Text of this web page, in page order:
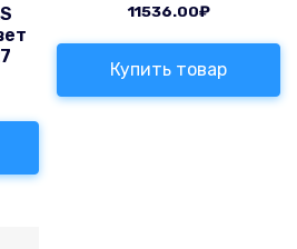
11536.00₽
Купить товар